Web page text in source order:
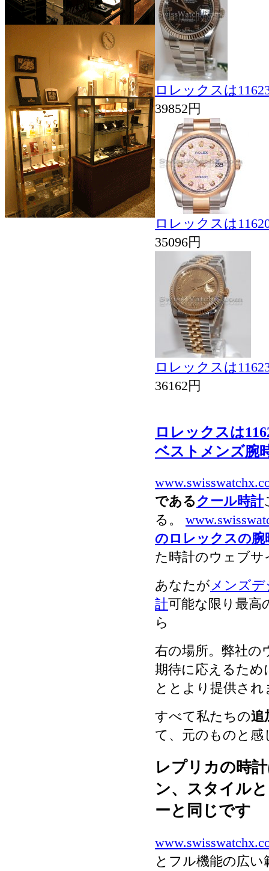
ロレックスは
39852円
ロレックスは
35096円
ロレックスは
36162円
ロレックスは
ベストメンズ腕
である クール時計
る。
のロレックスの腕
た時計のウェブサ
あなたがメンズ
計可能な限り最高
ら
右の場所。弊社
期待に応えるため
ととより提供され
すべて私たちの追
て、元のものと感
レプリカの時
ン、スタイル
ーと同じです
とフル機能の広